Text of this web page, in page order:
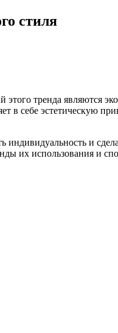
стиля
этого тренда являются
в себе эстетическую
индивидуальность и
их использования и